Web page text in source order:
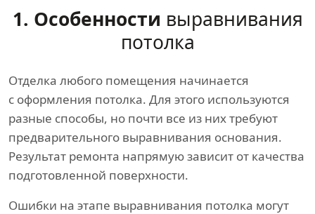
1. Особенности выравнивания
потолка
Отделка любого помещения начинается
с оформления потолка. Для этого используются
разные способы, но почти все из них требуют
предварительного выравнивания основания.
Результат ремонта напрямую зависит от качества
подготовленной поверхности.
Ошибки на этапе выравнивания потолка могут